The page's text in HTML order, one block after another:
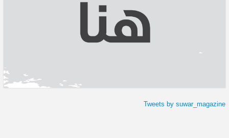
Tweets by suwar_magazine